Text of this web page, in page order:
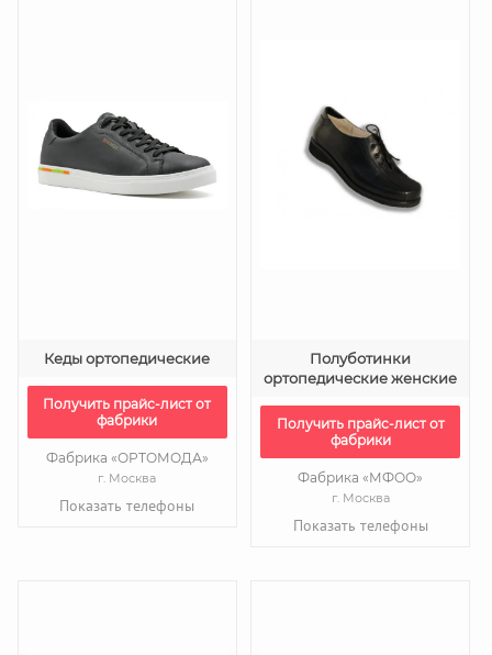
Кеды ортопедические
Получить прайс-лист от
фабрики
Фабрика «ОРТОМОДА»
г. Москва
Показать телефоны
Полуботинки
ортопедические женские
Получить прайс-лист от
фабрики
Фабрика «МФОО»
г. Москва
Показать телефоны